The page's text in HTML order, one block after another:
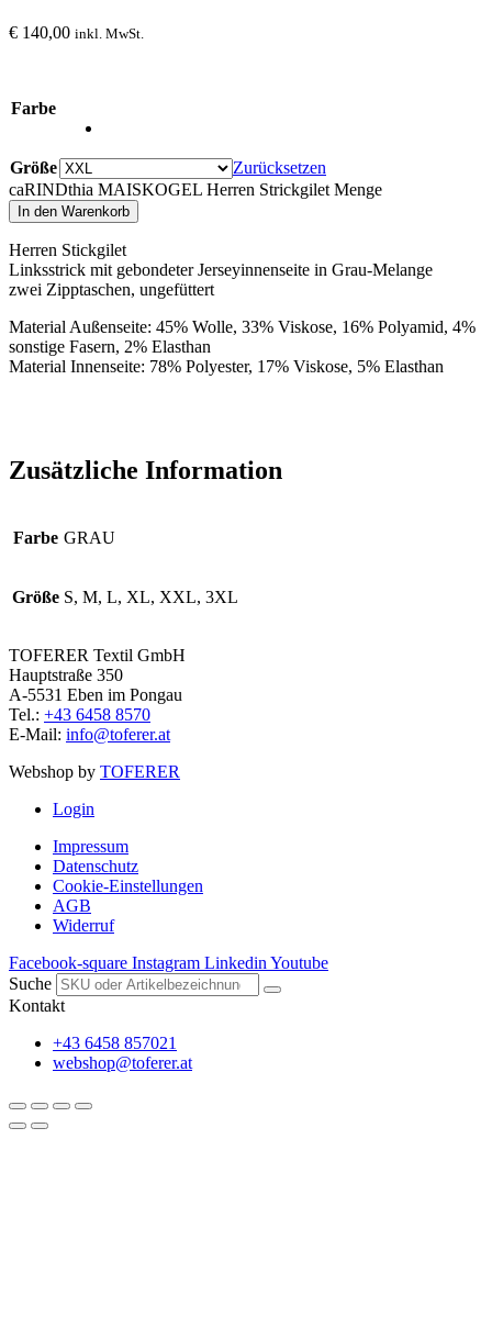
€ 140,00 inkl. MwSt.
Farbe
Größe
Zurücksetzen
caRINDthia MAISKOGEL Herren Strickgilet Menge
In den Warenkorb
Herren Stickgilet
Linksstrick mit gebondeter Jerseyinnenseite in Grau-Melange
zwei Zipptaschen, ungefüttert
Material Außenseite: 45% Wolle, 33% Viskose, 16% Polyamid, 4%
sonstige Fasern, 2% Elasthan
Material Innenseite: 78% Polyester, 17% Viskose, 5% Elasthan
Zusätzliche Information
Farbe GRAU
Größe S, M, L, XL, XXL, 3XL
TOFERER Textil GmbH
Hauptstraße 350
A-5531 Eben im Pongau
Tel.: +43 6458 8570
E-Mail: info@toferer.at
Webshop by TOFERER
Login
Impressum
Datenschutz
Cookie-Einstellungen
AGB
Widerruf
Facebook-square Instagram Linkedin Youtube
Suche
Kontakt
+43 6458 857021
webshop@toferer.at